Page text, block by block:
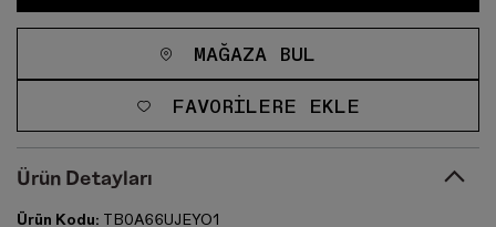
MAĞAZA BUL
FAVORILERE EKLE
Ürün Detayları
Ürün Kodu: TB0A66UJEYO1